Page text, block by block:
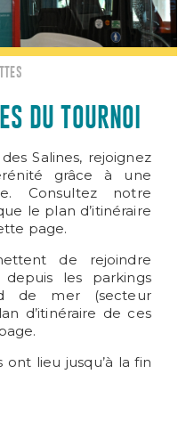
DU TOURNOI
Salines, rejoignez
grâce à une
Consultez notre
le plan d’itinéraire
page.
de rejoindre
les parkings
de mer (secteur
d’itinéraire de ces
lieu jusqu’à la fin